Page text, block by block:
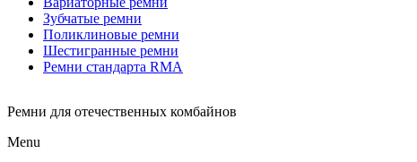
Зубчатые ремни
Поликлиновые ремни
Шестигранные ремни
Ремни стандарта RMA
Ремни для отечественных комбайнов
Menu